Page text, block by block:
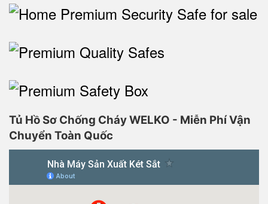
Tủ Hồ Sơ Chống Cháy WELKO - Miễn Phí Vận
Chuyển Toàn Quốc